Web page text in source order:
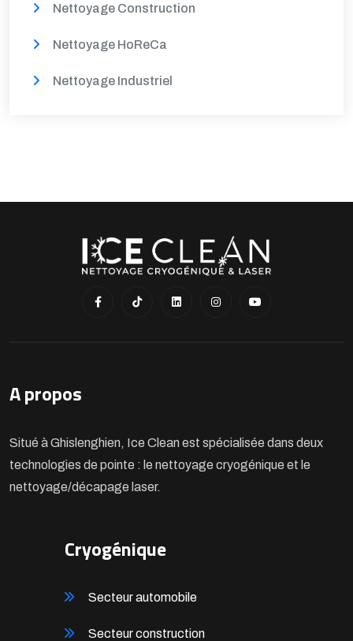
Nettoyage Construction
Nettoyage HoReCa
Nettoyage Industriel
A propos
Situé à Ghislenghien, Ice Clean est spécialisée dans deux
technologies de pointe : le nettoyage cryogénique et le
nettoyage/décapage laser.
Cryogénique
Secteur automobile
Secteur construction